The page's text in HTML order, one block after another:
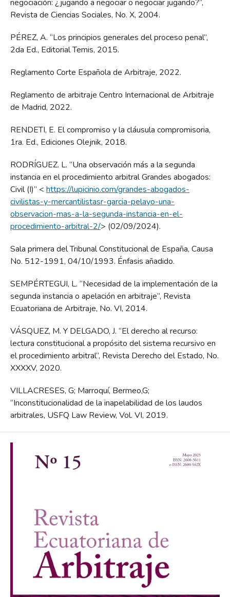
negociación: ¿jugando a negociar o negociar jugando?”,
Revista de Ciencias Sociales, No. X, 2004.
PÉREZ, A. “Los principios generales del proceso penal”,
2da Ed., Editorial Temis, 2015.
Reglamento Corte Española de Arbitraje, 2022.
Reglamento de arbitraje Centro Internacional de Arbitraje
de Madrid, 2022.
RENDETI, E. El compromiso y la cláusula compromisoria,
1ra. Ed., Ediciones Olejnik, 2018.
RODRÍGUEZ. L. “Una observación más a la segunda
instancia en el procedimiento arbitral Grandes abogados:
Civil (I)” < https://lupicinio.com/grandes-abogados-
civilistas-y-mercantilistasr-garcia-pelayo-una-
observacion-mas-a-la-segunda-instancia-en-el-
procedimiento-arbitral-2/> (02/09/2024).
Sala primera del Tribunal Constitucional de España, Causa
No. 512-1991, 04/10/1993. Énfasis añadido.
SEMPÉRTEGUI, L. “Necesidad de la implementación de la
segunda instancia o apelación en arbitraje”, Revista
Ecuatoriana de Arbitraje, No. VI, 2014.
VÁSQUEZ, M. Y DELGADO, J. “El derecho al recurso:
lectura constitucional a propósito del sistema recursivo en
el procedimiento arbitral”, Revista Derecho del Estado, No.
XXXXV, 2020.
VILLACRESES, G; Marroquí, Bermeo,G;
“Inconstitucionalidad de la inapelabilidad de los laudos
arbitrales, USFQ Law Review, Vol. VI, 2019.